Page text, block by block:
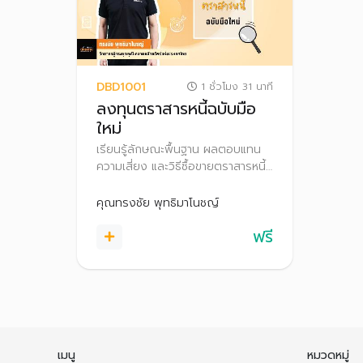
DBD1001 1 ชั่วโมง 31 นาที
ลงทุนตราสารหนี้ฉบับมือ
ใหม่
เรียนรู้ลักษณะพื้นฐาน ผลตอบแทน
ความเสี่ยง และวิธีซื้อขายตราสารหนี้
ตัดสินใจลงทุนได้อย่างเหมาะสม
คุณทรงชัย พุทธิมาโนชญ์
ฟรี
เมนู หมวดหมู่